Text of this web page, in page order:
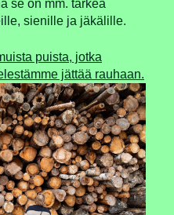
se on mm. tärkeä
sienille ja jäkälille.
puista, jotka
jättää rauhaan.